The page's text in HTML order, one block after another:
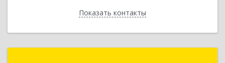
Показать контакты
Назад